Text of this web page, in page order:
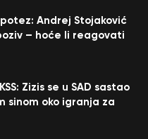
Andrej Stojaković
– hoće li reagovati
Zizis se u SAD sastao
sinom oko igranja za